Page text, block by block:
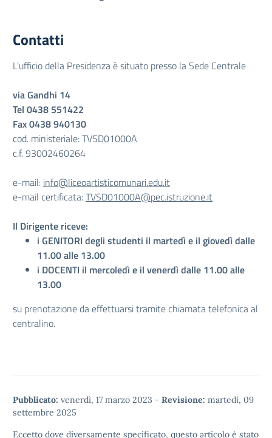
Contatti
L'ufficio della Presidenza è situato presso la Sede Centrale
via Gandhi 14
Tel 0438 551422
Fax 0438 940130
cod. ministeriale: TVSD01000A
c.f. 93002460264
e-mail: info@liceoartisticomunari.edu.it
e-mail certificata:TVSD01000A@pec.istruzione.it
Il Dirigente riceve:
i GENITORI degli studenti il martedì e il giovedì dalle
11.00 alle 13.00
i DOCENTI il mercoledì e il venerdì dalle 11.00 alle
13.00
su prenotazione da effettuarsi tramite chiamata telefonica al
centralino.
Pubblicato: venerdì, 17 marzo 2023 - Revisione: martedì, 09
settembre 2025
Eccetto dove diversamente specificato, questo articolo è stato